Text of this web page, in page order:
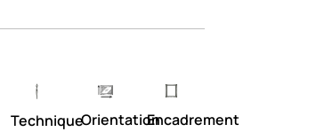
TechniqueOrientationEncadrement